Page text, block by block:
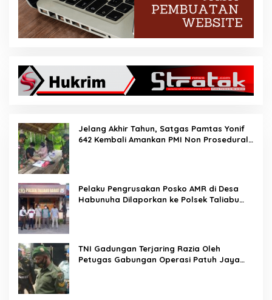
Jelang Akhir Tahun, Satgas Pamtas Yonif
642 Kembali Amankan PMI Non Prosedural
Pelaku Pengrusakan Posko AMR di Desa
Habunuha Dilaporkan ke Polsek Taliabu
TNI Gadungan Terjaring Razia Oleh
Petugas Gabungan Operasi Patuh Jaya